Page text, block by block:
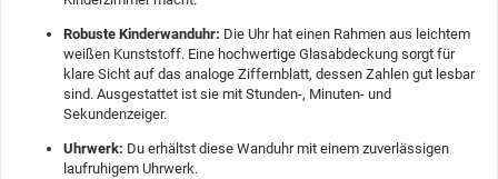
Robuste Kinderwanduhr: Die Uhr hat einen Rahmen aus leichtem
weißen Kunststoff. Eine hochwertige Glasabdeckung sorgt für
klare Sicht auf das analoge Ziffernblatt, dessen Zahlen gut lesbar
sind. Ausgestattet ist sie mit Stunden-, Minuten- und
Sekundenzeiger.
Uhrwerk: Du erhältst diese Wanduhr mit einem zuverlässigen
laufruhigem Uhrwerk.